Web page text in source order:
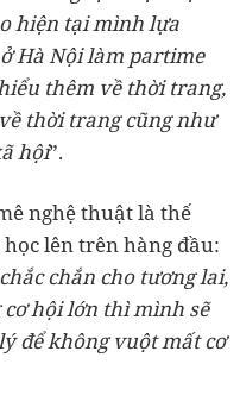
hiện tại mình lựa
Hà Nội làm partime
thêm về thời trang,
thời trang cũng như
hội”.
nghệ thuật là thế
lên trên hàng đầu:
chắn cho tương lai,
hội lớn thì mình sẽ
để không vuột mất cơ